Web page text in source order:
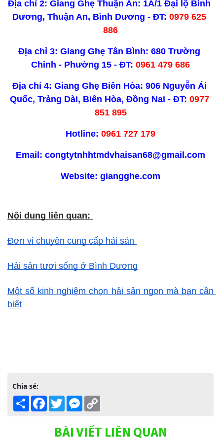
Địa chỉ 2: Giang Ghẹ Thuận An: 1A/1 Đại lộ Bình
Dương, Thuận An, Bình Dương - ĐT: 0979 625
886
Địa chỉ 3: Giang Ghẹ Tân Bình: 680 Trường
Chinh - Phường 15 - ĐT: 0961 479 686
Địa chỉ 4: Giang Ghẹ Biên Hòa: 906 Nguyễn Ái
Quốc, Trảng Dài, Biên Hòa, Đồng Nai - ĐT: 0977
851 895
Hotline: 0961 727 179
Email: congtytnhhtmdvhaisan68@gmail.com
Website: giangghe.com
Nội dung liên quan:
Đơn vị chuyên cung cấp hải sản
Hải sản tươi sống ở Bình Dương
Một số kinh nghiệm chọn hải sản ngon mà bạn cần
biết
Chia sẻ:
Share Facebook
TwitterMessenger
BÀI VIẾT LIÊN QUAN